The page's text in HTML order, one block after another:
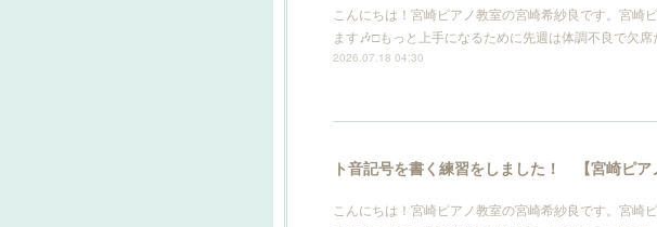
こんにちは！宮崎ピアノ教室の宮崎希紗良です。宮崎
ます🎶□もっと上手になるために先週は体調不良で欠
2026.07.18 04:30
ト音記号を書く練習をしました！ 【宮崎ピア
こんにちは！宮崎ピアノ教室の宮崎希紗良です。宮崎